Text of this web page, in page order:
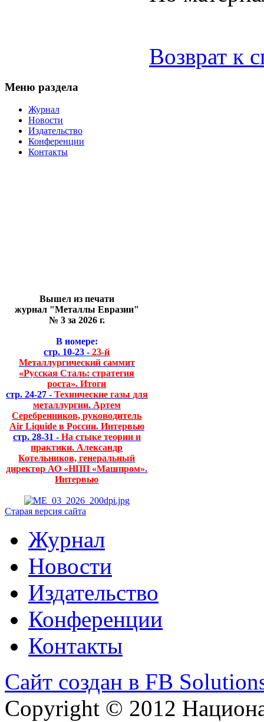
Возврат к
Меню раздела
Журнал
Новости
Издательство
Конференции
Контакты
Вышел из печати
журнал "Металлы Евразии"
№ 3 за 2026 г.
В номере:
стр. 10-23 - 23-й
Металлургический саммит
«Русская Сталь: стратегия
роста». Итоги
стр. 24-27 - Технические газы для
металлургии. Артем
Серебренников, руководитель
Air Liquide в России. Интервью
стр. 28-31 - На стыке теории и
практики. Александр
Котельников, генеральный
директор АО «НПП «Машпром».
Интервью
Старая версия сайта
Журнал
Новости
Издательство
Конференции
Контакты
Сайт создан в FB
Copyright © 2012